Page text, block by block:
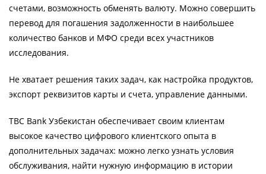
счетами, возможность обменять валюту. Можно совершить
перевод для погашения задолженности в наибольшее
количество банков и МФО среди всех участников
исследования.
Не хватает решения таких задач, как настройка продуктов,
экспорт реквизитов карты и счета, управление данными.
TBC Bank Узбекистан обеспечивает своим клиентам
высокое качество цифрового клиентского опыта в
дополнительных задачах: можно легко узнать условия
обслуживания, найти нужную информацию в истории